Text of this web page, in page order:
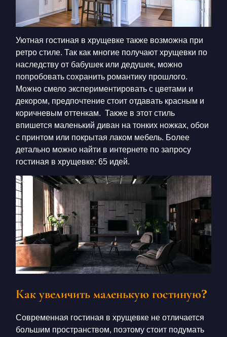
Уютная гостиная в хрущевке также возможна при
ретро стиле. Так как многие получают хрущевки по
наследству от бабушек или дедушек, можно
попробовать сохранить романтику прошлого.
Можно смело экспериментировать с цветами и
декором, предпочтение стоит отдавать красным и
коричневым оттенкам. Также в этот стиль
впишется маленький диван на тонких ножках, обои
с принтом или покрытая лаком мебель. Более
детально можно найти в интернете по запросу
гостиная в хрущевке: 65 идей.
Как увеличить маленькую гостиную?
Современная гостиная в хрущевке не отличается
большим пространством, поэтому стоит подумать